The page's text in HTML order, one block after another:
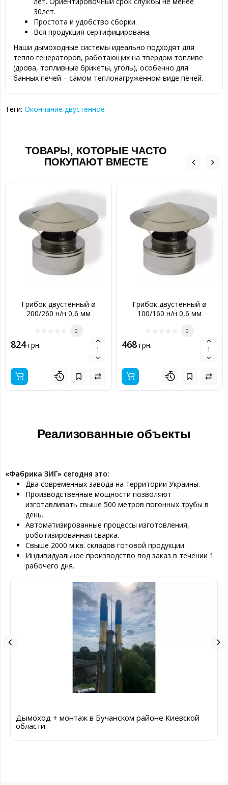
30лет.
Простота и удобство сборки.
Вся продукция сертифицирована.
Наши дымоходные системы идеально подходят для
тепло генераторов, работающих на твердом топливе
(дрова, топливные брикеты, уголь), особенно для
банных печей – самом теплонагруженном виде печей.
Теги: Окончание двустенное
ТОВАРЫ, КОТОРЫЕ ЧАСТО
ПОКУПАЮТ ВМЕСТЕ
Грибок двустенный ø
200/260 н/н 0,6 мм
0
824грн.
Грибок двустенный ø
100/160 н/н 0,6 мм
0
468 грн.
Реализованные объекты
«Фабрика ЗИГ» сегодня это:
Два современных завода на территории Украины.
Производственные мощности позволяют
изготавливать свыше 500 метров погонных трубы в
день.
Автоматизированные процессы изготовления,
роботизированная сварка.
Свыше 2000 м.кв. складов готовой продукции.
Индивидуальное производство под заказ в течении 1
рабочего дня.
Дымоход + монтаж в Бучанском районе Киевской
области